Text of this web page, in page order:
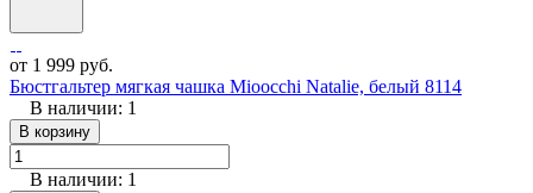
от 1 999 руб.
Бюстгальтер мягкая чашка Mioocchi Natalie, белый 8114
В наличии: 1
В корзину
В наличии: 1